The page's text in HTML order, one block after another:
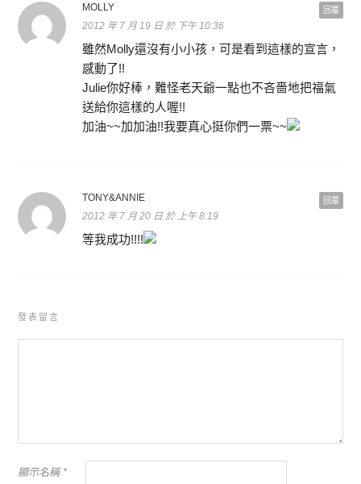
回覆
MOLLY
2012 年 7 月 19 日 於 下午 10:36
雖然Molly還沒有小小孩，可是看到這樣的宣言，
感動了!!
Julie你好棒，難怪老天爺一點也不吝嗇地把福氣
送給你這樣的人喔!!
加油~~加加油!!我要真心挺你們一票~~
回覆
TONY&ANNIE
2012 年 7 月 20 日 於 上午 8:19
等我成功!!!!
發表留言
顯示名稱 *